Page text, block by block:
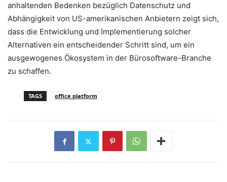
anhaltenden Bedenken bezüglich Datenschutz und
Abhängigkeit von US-amerikanischen Anbietern zeigt sich,
dass die Entwicklung und Implementierung solcher
Alternativen ein entscheidender Schritt sind, um ein
ausgewogenes Ökosystem in der Bürosoftware-Branche
zu schaffen.
TAGS office platform